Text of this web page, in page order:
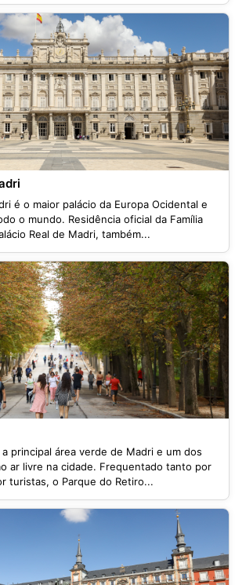
é o maior palácio da Europa Ocidental e
o mundo. Residência oficial da Família
Real de Madri, também...
principal área verde de Madri e um dos
ar livre na cidade. Frequentado tanto por
turistas, o Parque do Retiro...